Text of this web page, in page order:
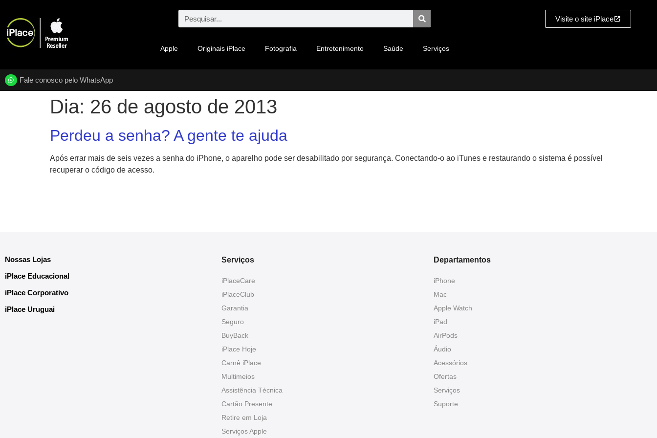
Apple Originais iPlace Fotografia Entretenimento Saúde Serviços
Visite o site iPlace
Fale conosco pelo WhatsApp
Dia: 26 de agosto de 2013
Perdeu a senha? A gente te ajuda
Após errar mais de seis vezes a senha do iPhone, o aparelho pode ser desabilitado por segurança. Conectando-o ao iTunes e restaurando o sistema é possível
recuperar o código de acesso.
Nossas Lojas
iPlace Educacional
iPlace Corporativo
iPlace Uruguai
Serviços
iPlaceCare
iPlaceClub
Garantia
Seguro
BuyBack
iPlace Hoje
Carnê iPlace
Multimeios
Assistência Técnica
Cartão Presente
Retire em Loja
Serviços Apple
Departamentos
iPhone
Mac
Apple Watch
iPad
AirPods
Áudio
Acessórios
Ofertas
Serviços
Suporte